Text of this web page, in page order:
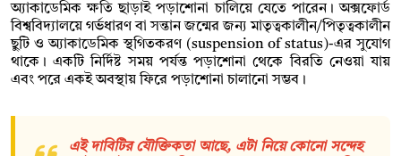
অ্যাকাডেমিক ক্ষতি ছাড়াই পড়াশোনা চালিয়ে যেতে পারেন। অক্সফোর্ড
বিশ্ববিদ্যালয়ে গর্ভধারণ বা সন্তান জন্মের জন্য মাতৃত্বকালীন/পিতৃত্বকালীন
ছুটি ও অ্যাকাডেমিক স্থগিতকরণ (suspension of status)-এর সুযোগ
থাকে। একটি নির্দিষ্ট সময় পর্যন্ত পড়াশোনা থেকে বিরতি নেওয়া যায়
এবং পরে একই অবস্থায় ফিরে পড়াশোনা চালানো সম্ভব।
এই দাবিটির যৌক্তিকতা আছে, এটা নিয়ে কোনো সন্দেহ